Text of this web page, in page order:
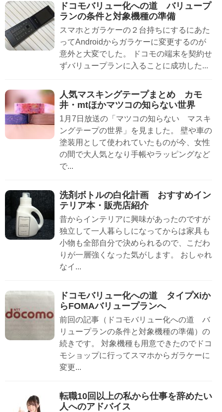
ドコモバリュー化への道 バリュープ
ランの条件と対象機種の準備
スマホとガラケーの２台持ちにするにあた
ってAndroidからガラケーに変更するのが
意外と大変でした。 ドコモの端末を契約せ
ずバリュープランに入ることに成功した...
人気マスキングテープまとめ カモ
井・mtほかマツコの知らない世界
1月7日放送の「マツコの知らない マスキ
ングテープの世界」を見ました。 壁や車の
塗装用として使われていたものが今、女性
の間で大人気となり手帳やラッピングなど
で...
洗剤ボトルの白化計画 おすすめイン
テリア本・販売店紹介
昔からインテリアに興味があったのですが
独立して一人暮らしになってからは家具も
小物も全部自分で決められるので、こだわ
りが一層強くなった気がします。 おしゃれ
なイ...
ドコモバリュー化への道 タイプXiか
らFOMAバリュープランへ
前回の記事（ドコモバリュー化への道 バ
リュープランの条件と対象機種の準備）の
続きです。 対象機種も用意できたのでドコ
モショップに行ってスマホからガラケーに
変更...
転職10回以上の私から仕事を辞めたい
人へのアドバイス